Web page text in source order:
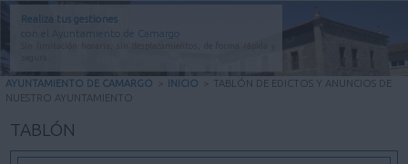
INFORMACIÓN PÚBLICA
CARPETA CIUDADANA
VALIDACIÓN DE DOCUMENTOS
AYUDA
Realiza tus gestiones
con el Ayuntamiento de Camargo
AYUNTAMIENTO DE CAMARGO > INICIO > TABLÓN DE EDICTOS Y ANUNCIOS DE
NUESTRO AYUNTAMIENTO
TABLÓN